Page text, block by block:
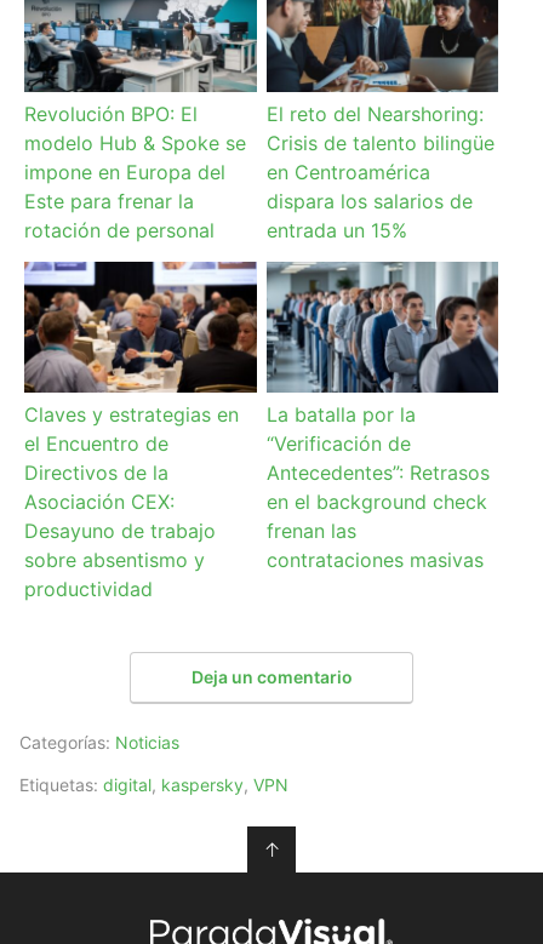
Revolución BPO: El
modelo Hub & Spoke se
impone en Europa del
Este para frenar la
rotación de personal
El reto del Nearshoring:
Crisis de talento bilingüe
en Centroamérica
dispara los salarios de
entrada un 15%
Claves y estrategias en
el Encuentro de
Directivos de la
Asociación CEX:
Desayuno de trabajo
sobre absentismo y
productividad
La batalla por la
“Verificación de
Antecedentes”: Retrasos
en el background check
frenan las
contrataciones masivas
Deja un comentario
Categorías: Noticias
Etiquetas: digital, kaspersky, VPN
↑